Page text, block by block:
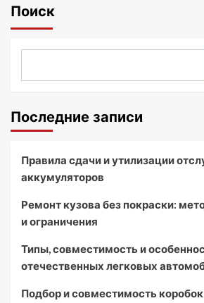
Поиск
Последние записи
Правила сдачи и утилизации
аккумуляторов
Ремонт кузова без покраски:
и ограничения
Типы, совместимость и
отечественных легковых
Подбор и совместимость